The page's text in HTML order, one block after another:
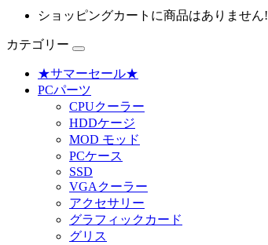
ショッピングカートに商品はありません!
カテゴリー
★サマーセール★
PCパーツ
CPUクーラー
HDDケージ
MOD モッド
PCケース
SSD
VGAクーラー
アクセサリー
グラフィックカード
グリス